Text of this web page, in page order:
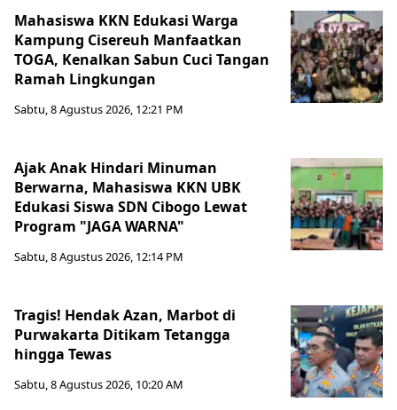
Mahasiswa KKN Edukasi Warga
Kampung Cisereuh Manfaatkan
TOGA, Kenalkan Sabun Cuci Tangan
Ramah Lingkungan
Sabtu, 8 Agustus 2026, 12:21 PM
Ajak Anak Hindari Minuman
Berwarna, Mahasiswa KKN UBK
Edukasi Siswa SDN Cibogo Lewat
Program "JAGA WARNA"
Sabtu, 8 Agustus 2026, 12:14 PM
Tragis! Hendak Azan, Marbot di
Purwakarta Ditikam Tetangga
hingga Tewas
Sabtu, 8 Agustus 2026, 10:20 AM